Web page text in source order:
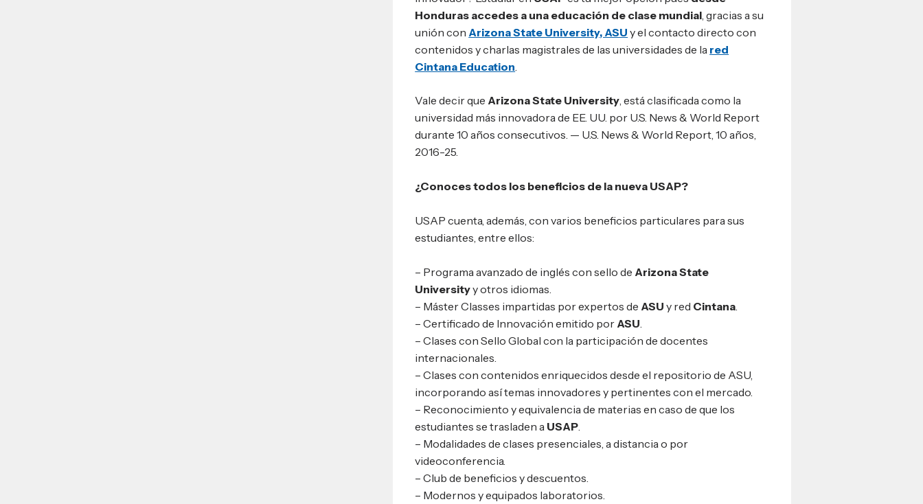
Honduras accedes a una educación de clase mundial , gracias a su
unión con Arizona State University, ASU y el contacto directo con
contenidos y charlas magistrales de las universidades de la red
Cintana Education
Vale decir que Arizona State University, está clasificada como la
universidad más innovadora de EE. UU. por U.S. News & World Report
durante 10 años consecutivos. — U.S. News & World Report, 10 años,
2016-25.
¿Conoces todos los beneficios de la nueva USAP?
USAP cuenta, además, con varios beneficios particulares para sus
estudiantes, entre ellos:
– Programa avanzado de inglés con sello de Arizona State
Universityy otros idiomas.
– Máster Classes impartidas por expertos de ASU y red Cintana
– Certificado de Innovación emitido por ASU
– Clases con Sello Global con la participación de docentes
internacionales.
– Clases con contenidos enriquecidos desde el repositorio de ASU,
incorporando así temas innovadores y pertinentes con el mercado.
– Reconocimiento y equivalencia de materias en caso de que los
estudiantes se trasladen a USAP
– Modalidades de clases presenciales, a distancia o por
videoconferencia.
– Club de beneficios y descuentos.
– Modernos y equipados laboratorios.